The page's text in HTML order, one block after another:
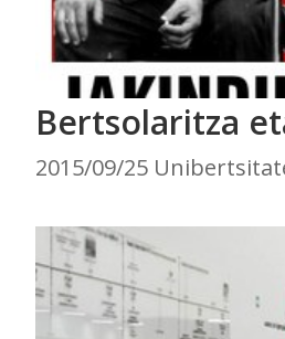
Bertsolaritza
2015/09/25